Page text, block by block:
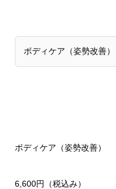
ボディケア（姿勢改善）
ボディケア（姿勢改善）
6,600円（税込み）